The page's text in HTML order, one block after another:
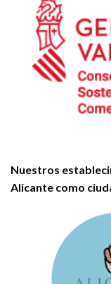
Nuestros
Alicante como